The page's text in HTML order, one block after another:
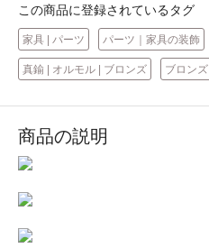
この商品に登録されているタグ
家具 | パーツ パーツ｜家具の装飾
真鍮 | オルモル | ブロンズ ブロンズ
商品の説明